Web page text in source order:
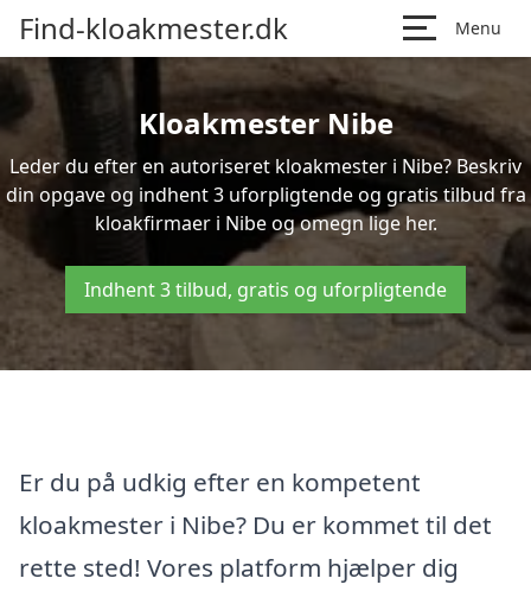
Find-kloakmester.dk Menu
Kloakmester Nibe
Leder du efter en autoriseret kloakmester i Nibe? Beskriv
din opgave og indhent 3 uforpligtende og gratis tilbud fra
kloakfirmaer i Nibe og omegn lige her.
Indhent 3 tilbud, gratis og uforpligtende
Er du på udkig efter en kompetent
kloakmester i Nibe? Du er kommet til det
rette sted! Vores platform hjælper dig